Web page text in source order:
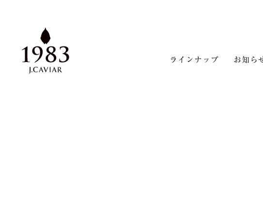
ラインナップ お知ら